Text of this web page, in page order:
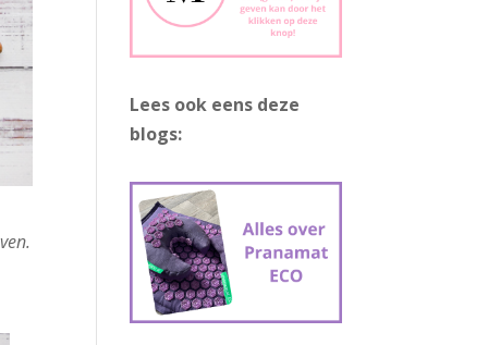
Lees ook eens deze
blogs: